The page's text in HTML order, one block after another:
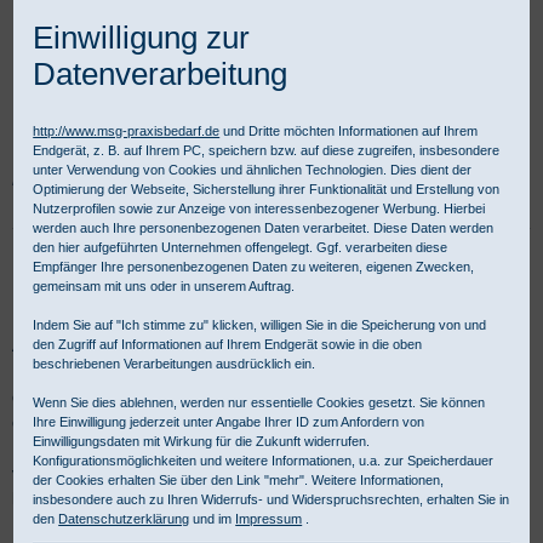
Praxisbedarf Shop Injektion & Infusion
Zubehör Injektion & Infusion
Kanülenabwurfbehälter
Kanülenabwurfbehälter
Abwurfbehälter für Kanülen, Nadeln und Spritzen gehören in jede
Praxis, in der Injektionen verabreicht werden. Anschließend kann
das gebrauchte Injektionsmaterial imKanülenbehälter sicher
gesammelt und entsorgt werden, denn die stabilen
Entsorgungsboxen aus Kunststoff sind durchstichsicher und fest
verschließbar. Kanülen- und Spritzenabwurfbehälter erhalten Sie
bei MSG Praxisbedarf in diversen Größen, angefangen von der 0,2
Liter Kanülensammelbox für die Kitteltasche bis hin zur 50 Liter
Einwilligung zur
Datenverarbeitung
http://www.msg-praxisbedarf.de und Dritte möchten Informationen auf Ihrem
Endgerät, z. B. auf Ihrem PC, speichern bzw. auf diese zugreifen, insbesondere
unter Verwendung von Cookies und ähnlichen Technologien. Dies dient der
Optimierung der Webseite, Sicherstellung ihrer Funktionalität und Erstellung von
Nutzerprofilen sowie zur Anzeige von interessenbezogener Werbung. Hierbei
werden auch Ihre personenbezogenen Daten verarbeitet. Diese Daten werden
den hier aufgeführten Unternehmen offengelegt. Ggf. verarbeiten diese
Empfänger Ihre personenbezogenen Daten zu weiteren, eigenen Zwecken,
gemeinsam mit uns oder in unserem Auftrag.
Indem Sie auf "Ich stimme zu" klicken, willigen Sie in die Speicherung von und
den Zugriff auf Informationen auf Ihrem Endgerät sowie in die oben
beschriebenen Verarbeitungen ausdrücklich ein.
Wenn Sie dies ablehnen, werden nur essentielle Cookies gesetzt. Sie können
Ihre Einwilligung jederzeit unter Angabe Ihrer ID zum Anfordern von
Einwilligungsdaten mit Wirkung für die Zukunft widerrufen.
Konfigurationsmöglichkeiten und weitere Informationen, u.a. zur Speicherdauer
der Cookies erhalten Sie über den Link "mehr". Weitere Informationen,
insbesondere auch zu Ihren Widerrufs- und Widerspruchsrechten, erhalten Sie in
den Datenschutzerklärung und im Impressum